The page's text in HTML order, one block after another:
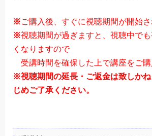
※ご購入後、すぐに視聴期間が開始さ
※視聴期間が過ぎますと、視聴中で
くなりますので
受講時間を確保した上で講座をご購
※視聴期間の延長・ご返金は致しか
じめご了承ください。